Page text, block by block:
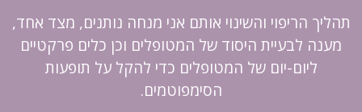
תהליך הריפוי והשינוי אותם אני מנחה נותנים, מצד אחד,
מענה לבעיית היסוד של המטופלים וכן כלים פרקטיים
ליום-יום של המטופלים כדי להקל על תופעות
הסימפוטמים.